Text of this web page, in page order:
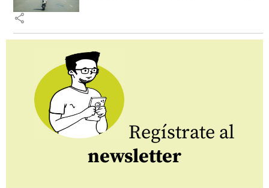
share
Regístrate al
newsletter